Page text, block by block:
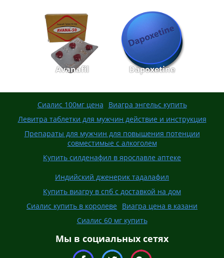
Avanafil Dapoxetine
Сиалис 100мг цена
Виагра энгельс купить
Левитра таблетки для мужчин действие и инструкция
Препараты для мужчин для повышения потенции
совместимые с алкоголем
Купить силденафил в ярославле аптеке
Индийский дженерик тадалафил
Купить виагру в спб с доставкой на дом
Сиалис купить в королеве Виагра цена в казани
Сиалис 60 мг купить
Мы в социальных сетях